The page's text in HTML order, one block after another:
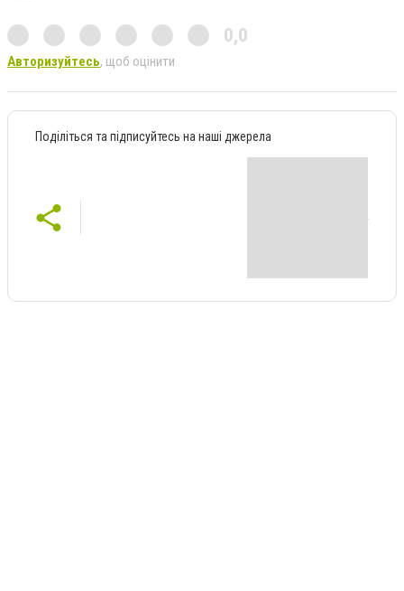
0,0
Авторизуйтесь, щоб оцінити
Поділіться та підписуйтесь на наші джерела